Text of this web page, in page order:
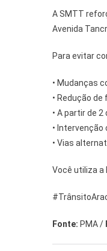
A SMTT
Avenida
Para evitar
• Mudanças
• Redução
• A partir de
•
• Vias
Você utiliza a
Fonte: PMA /